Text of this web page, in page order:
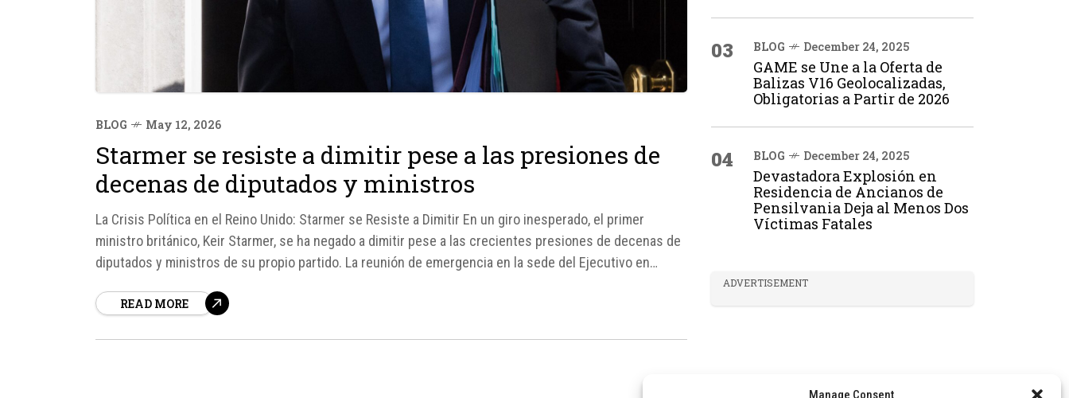
Manage Consent
BLOG May 12, 2026
Starmer se resiste a dimitir pese a las presiones de
decenas de diputados y ministros
La Crisis Política en el Reino Unido: Starmer se Resiste a Dimitir En un giro inesperado, el primer
ministro británico, Keir Starmer, se ha negado a dimitir pese a las crecientes presiones de decenas de
diputados y ministros de su propio partido. La reunión de emergencia en la sede del Ejecutivo en
READ MORE
03 BLOG December 24, 2025
GAME se Une a la Oferta de
Balizas V16 Geolocalizadas,
Obligatorias a Partir de 2026
04 BLOG December 24, 2025
Devastadora Explosión en
Residencia de Ancianos de
Pensilvania Deja al Menos Dos
Víctimas Fatales
ADVERTISEMENT